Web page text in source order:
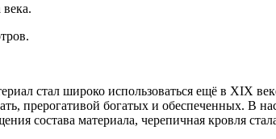
стал широко использоваться ещё в XIX
прерогативой богатых и обеспеченных. В
состава материала, черепичная кровля